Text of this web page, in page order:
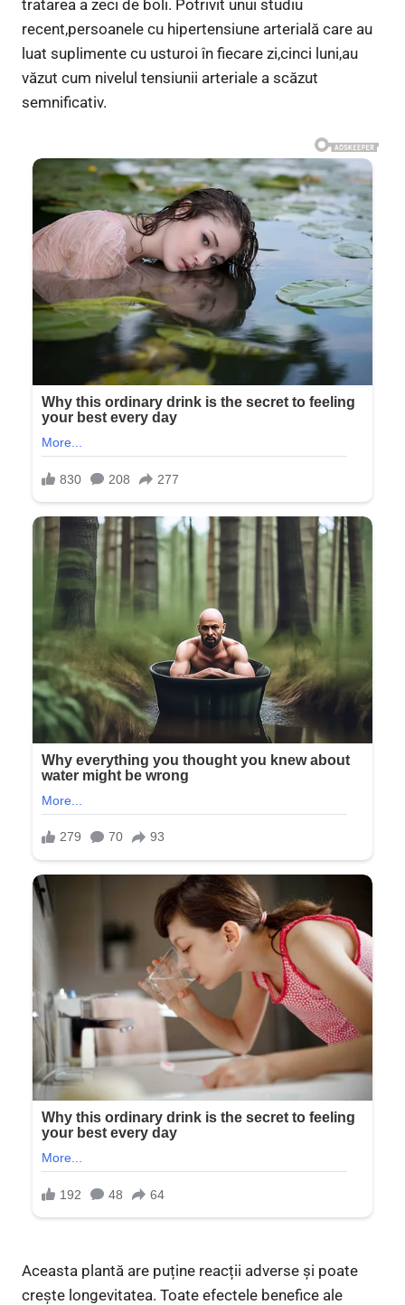
tratarea a zeci de boli. Potrivit unui studiu
recent,persoanele cu hipertensiune arterială care au
luat suplimente cu usturoi în fiecare zi,cinci luni,au
văzut cum nivelul tensiunii arteriale a scăzut
semnificativ.
Aceasta plantă are puține reacții adverse și poate
crește longevitatea. Toate efectele benefice ale